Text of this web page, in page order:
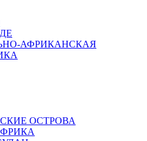
АФРИКАНСКАЯ
ОСТРОВА